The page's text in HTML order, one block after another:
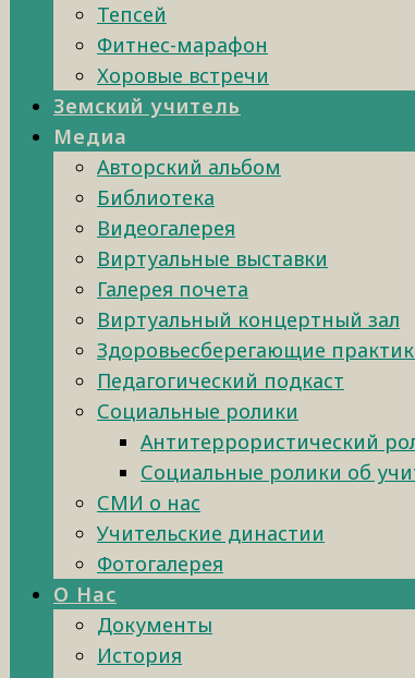
Тепсей
Фитнес-марафон
Хоровые встречи
Земский учитель
Медиа
Авторский альбом
Библиотека
Видеогалерея
Виртуальные выставки
Галерея почета
Виртуальный концертный зал
Здоровьесберегающие
Педагогический подкаст
Социальные ролики
Антитеррористический
Социальные ролики об
СМИ о нас
Учительские династии
Фотогалерея
О Нас
Документы
История